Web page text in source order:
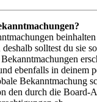
solltest du sie
ebenfalls in deinem
Bekanntmachung
den durch die Board-